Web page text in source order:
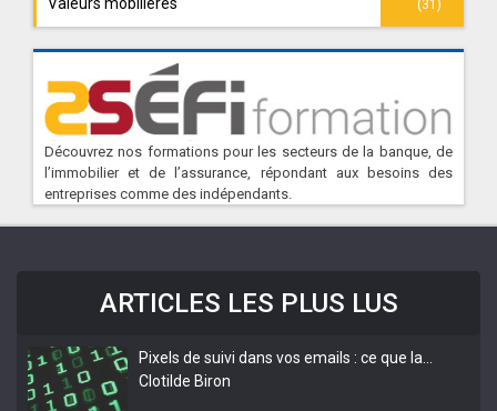
(31)
Découvrez nos formations pour les secteurs de la banque, de
l’immobilier et de l’assurance, répondant aux besoins des
entreprises comme des indépendants.
ARTICLES LES PLUS LUS
Pixels de suivi dans vos emails : ce que la…
Clotilde Biron